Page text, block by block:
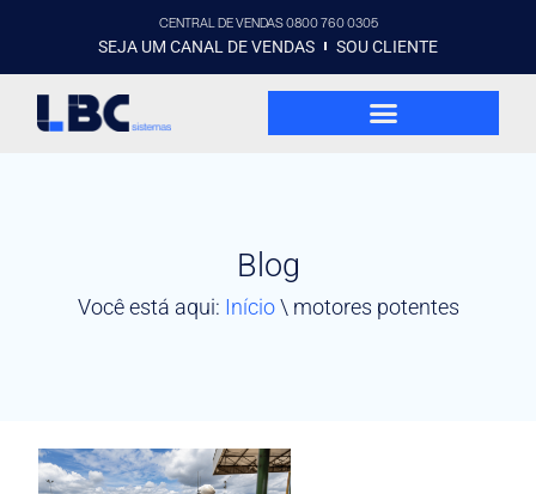
CENTRAL DE VENDAS 0800 760 0305
SEJA UM CANAL DE VENDAS SOU CLIENTE
Blog
Você está aqui: Início\ motores potentes